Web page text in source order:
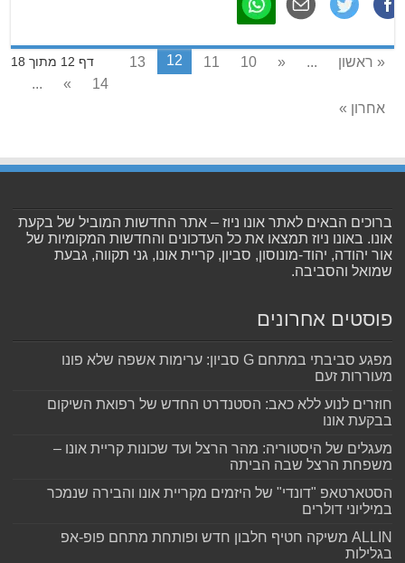
דף 12 מתוך 18 « ראשון ...
«
10
11
12
13
14
»
...
אחרון »
ברוכים הבאים לאתר אונו ניוז – אתר החדשות המוביל של בקעת
אונו. באונו ניוז תמצאו את כל העדכונים והחדשות המקומיות של
אור יהודה, יהוד-מונוסון, סביון, קריית אונו, גני תקווה, גבעת
שמואל והסביבה.
פוסטים אחרונים
מפגע סביבתי במתחם G סביון: ערימות אשפה שלא פונו
מעוררות זעם
חוזרים לנוע ללא כאב: הסטנדרט החדש של רפואת השיקום
בבקעת אונו
מעגלים של היסטוריה: מהר הרצל ועד שכונות קריית אונו –
משפחת הרצל שבה הביתה
הסטארטאפ "דונדי" של היזמים מקריית אונו והבירה שנמכר
במיליוני דולרים
ALLIN משיקה חטיף חלבון חדש ופותחת מתחם פופ-אפ
בגלילות